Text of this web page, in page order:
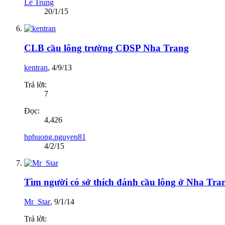
Lê Trung
20/1/15
CLB cầu lông trường CĐSP Nha Trang
kentran, 4/9/13
Trả lời:
7
Đọc:
4,426
hphuong.nguyen81
4/2/15
Tìm người có sở thích đánh cầu lông ở Nha
Mr_Star, 9/1/14
Trả lời: